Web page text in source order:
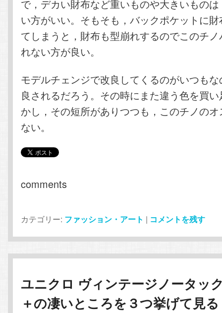
で，デカい財布など重いものや大きいもの
い方がいい。そもそも，バックポケットに
てしまうと，財布も型崩れするのでこのチ
れない方が良い。
モデルチェンジで改良してくるのがいつも
良されるだろう。その時にまた違う色を買
かし，その短所がありつつも，このチノの
ない。
comments
カテゴリー: ファッション・アート | コメントを残す
ユニクロ ヴィンテージノータッ
＋の凄いところを３つ挙げて見る